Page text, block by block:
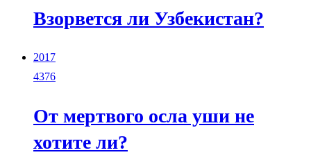
Взорвется ли Узбекистан?
2017
4376
От мертвого осла уши не
хотите ли?